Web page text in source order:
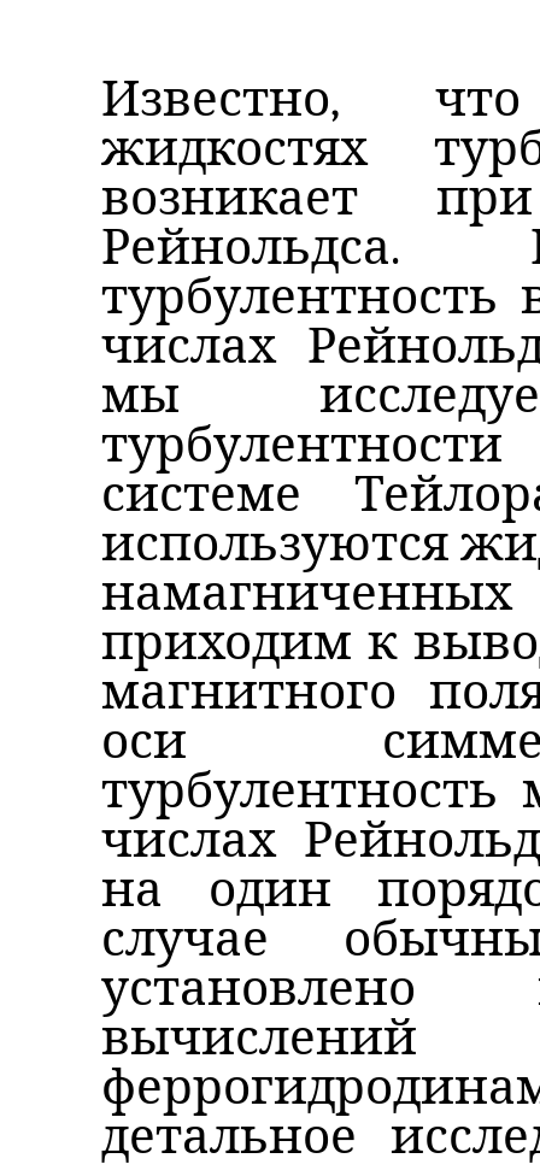
Известно,
жидкостях
возникает
числах
мы
системе
используются
намагниченных
приходим к
магнитного
оси
числах
на один
случае
установлено
детальное